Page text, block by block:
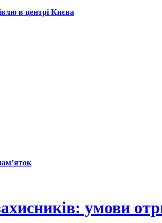
в центрі Києва
умови